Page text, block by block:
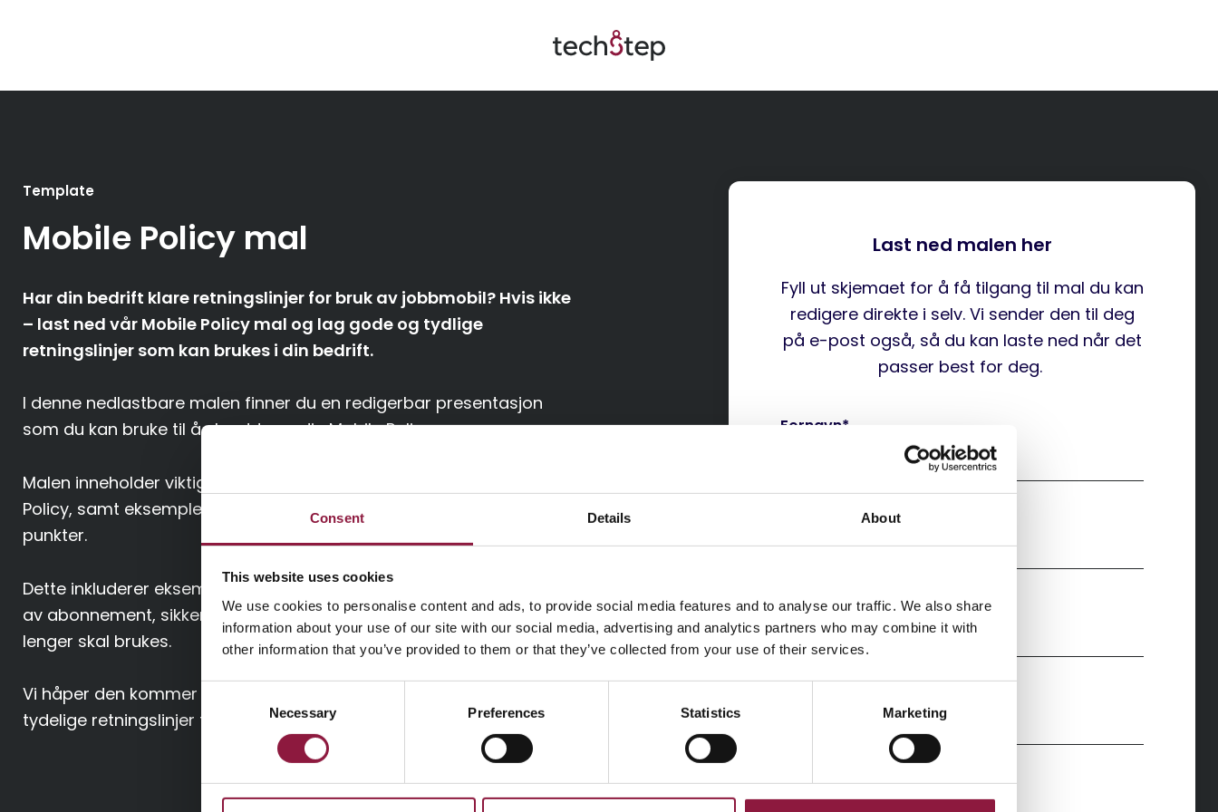
Consent Details About
This website uses cookies
We use cookies to personalise content and ads, to provide social media features and to analyse our traffic. We also share
information about your use of our site with our social media, advertising and analytics partners who may combine it with
other information that you’ve provided to them or that they’ve collected from your use of their services.
Necessary Preferences Statistics Marketing
Template
Mobile Policy mal
Har din bedrift klare retningslinjer for bruk av jobbmobil? Hvis ikke
– last ned vår Mobile Policy mal og lag gode og tydlige
retningslinjer som kan brukes i din bedrift.
I denne nedlastbare malen finner du en redigerbar presentasjon
som du kan bruke til å skreddersy din Mobile Policy.
Malen inneholder viktige punkter som bør være tilstede i en Mobile
Policy, samt eksempler som viser hvordan du kan utforme tekst og
punkter.
Dette inkluderer eksempler for kjøp av mobiltelefoner, administrasjon
av abonnement, sikkerhet og tiltak for når en mobiltelefon ikke
lenger skal brukes.
Vi håper den kommer til nytte og gir dere en god start på gode
tydelige retningslinjer fremover!
Last ned malen her
Fyll ut skjemaet for å få tilgang til mal du kan
redigere direkte i selv. Vi sender den til deg
på e-post også, så du kan laste ned når det
passer best for deg.
Fornavn*
Bedrift *